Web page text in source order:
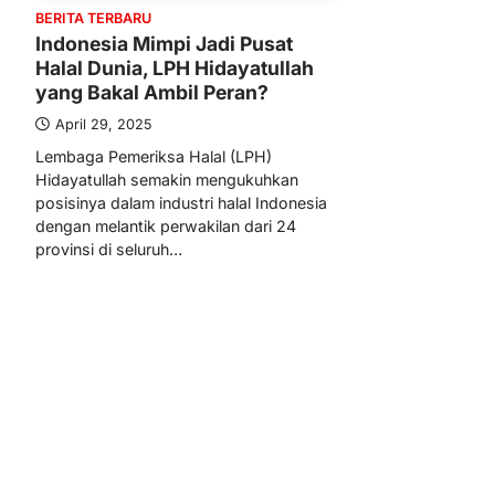
BERITA TERBARU
Indonesia Mimpi Jadi Pusat
Halal Dunia, LPH Hidayatullah
yang Bakal Ambil Peran?
April 29, 2025
Lembaga Pemeriksa Halal (LPH)
Hidayatullah semakin mengukuhkan
posisinya dalam industri halal Indonesia
dengan melantik perwakilan dari 24
provinsi di seluruh…